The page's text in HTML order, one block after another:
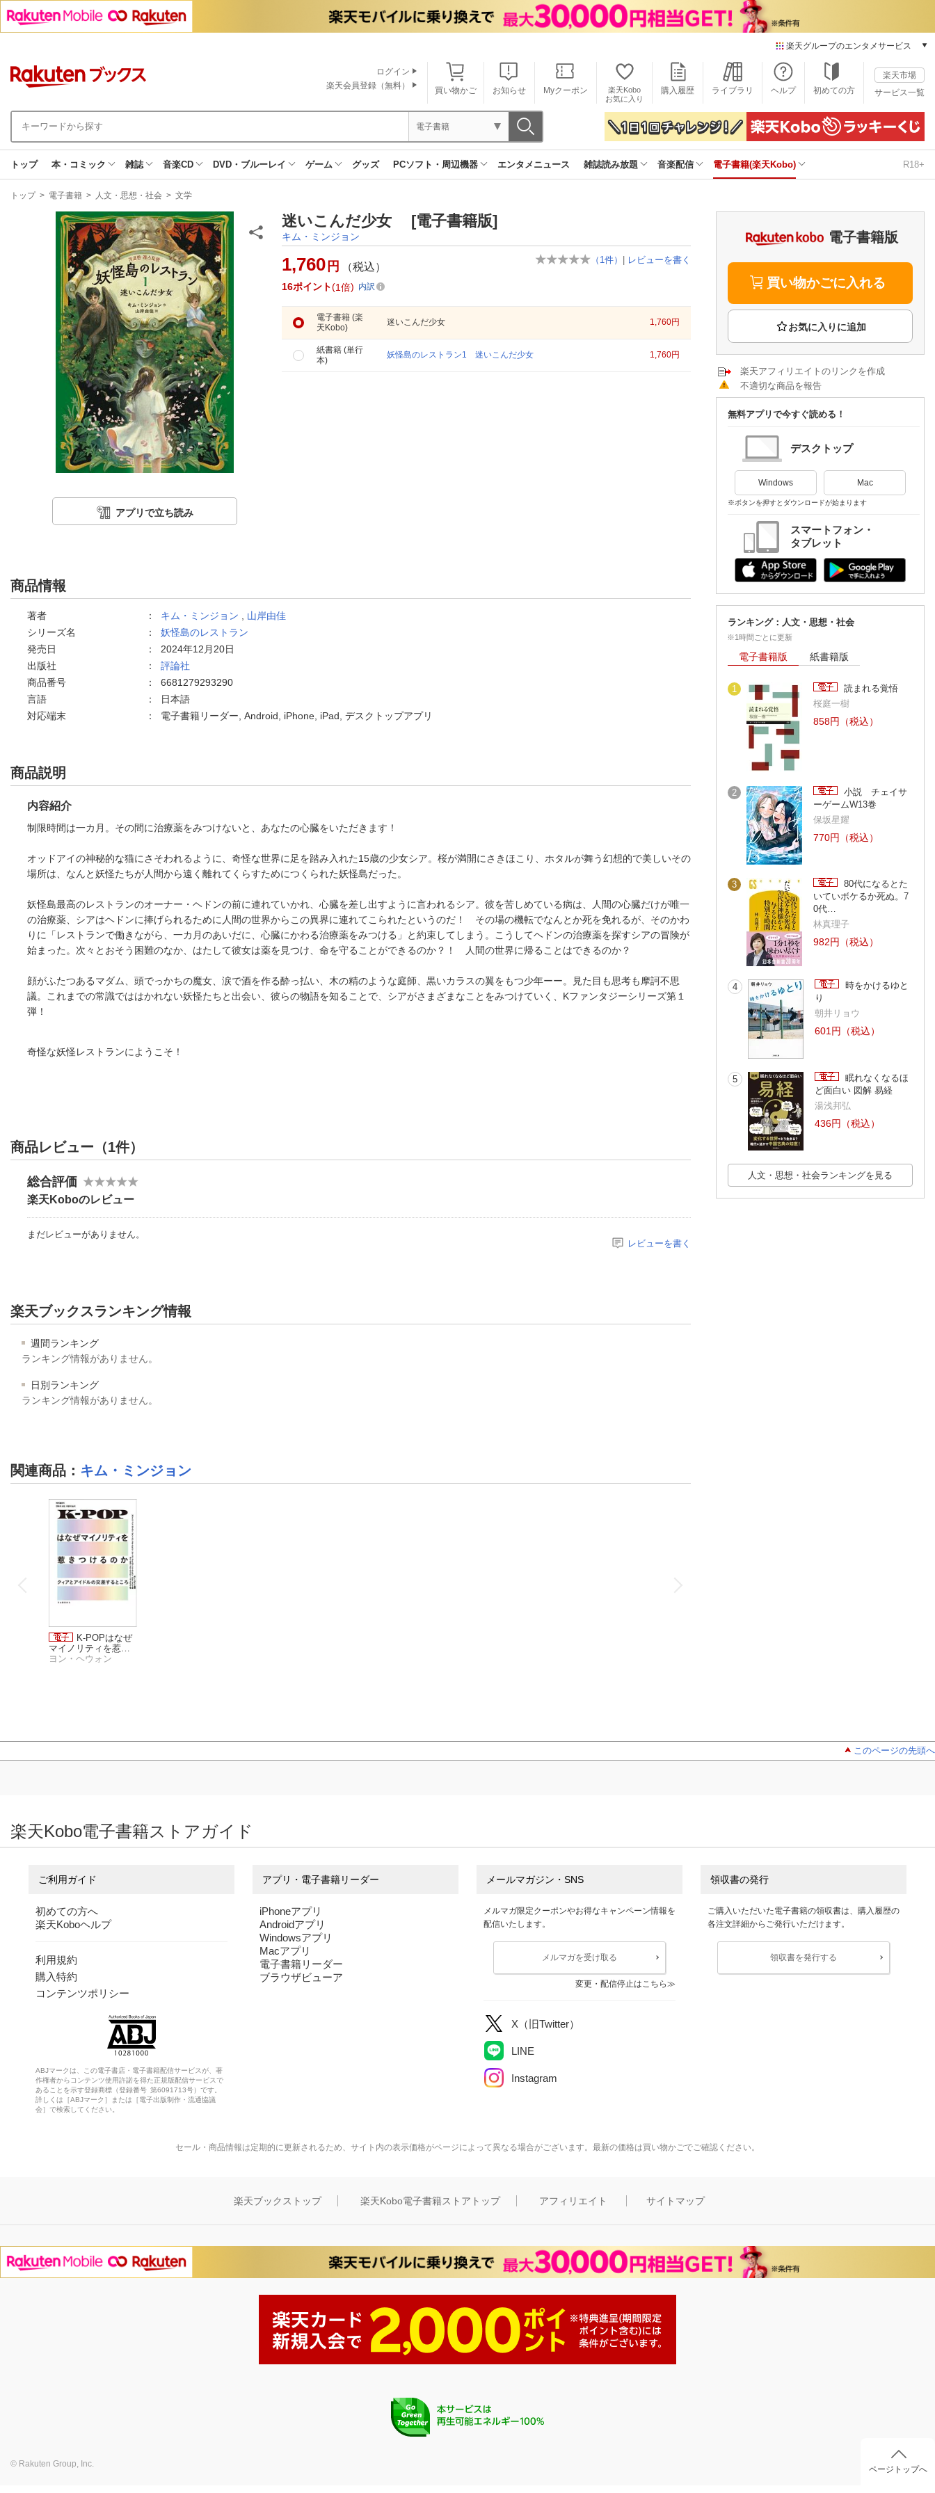
楽天グループのエンタメサービス
本/ゲーム/CD/DVD
楽天ブックス
電子書籍
楽天Kobo
雑誌読み放題
楽天ミュージック
楽天TV
動画配信ガイド
Rakuten PLAY
Rチャンネル
楽天チケット
エンタメニュース
推し楽
買い物かご お知らせ Myクーポン
楽天Kobo
お気に入り
購入履歴 ライブラリ ヘルプ 初めての方
楽天市場
サービス一覧
ログイン
楽天会員登録（無料）
電子書籍
トップ 本・コミック 雑誌 音楽CD DVD・ブルーレイ ゲーム グッズ PCソフト・周辺機器 エンタメニュース 雑誌読み放題 音楽配信 電子書籍(楽天Kobo) R18+
現
トップ > 電子書籍 > 人文・思想・社会 > 文学
アプリで立ち読み
迷いこんだ少女 [電子書籍版]
キム・ミンジョン
（ 1件） | レビューを書く
1,760 円 （税込）
16ポイント 1倍 内訳
電子書籍 (楽
天Kobo)
迷いこんだ少女 1,760円
紙書籍 (単行
本)
妖怪島のレストラン1 迷いこんだ少女 1,760円
商品情報
著者 ： キム・ミンジョン
山岸由佳
シリーズ名
： 妖怪島のレストラン
発売日
： 2024年12月20日
出版社
： 評論社
商品番号
： 6681279293290
言語
：
日本語
対応端末
： 電子書籍リーダー, Android, iPhone, iPad, デスクトップアプリ
商品説明
内容紹介
制限時間は一カ月。その間に治療薬をみつけないと、あなたの心臓をいただきます！
オッドアイの神秘的な猫にさそわれるように、奇怪な世界に足を踏み入れた15歳の少女シア。桜が満開にさきほこり、ホタルが舞う幻想的で美しいその
場所は、なんと妖怪たちが人間から遠く離れてくらすためにつくられた妖怪島だった。
妖怪島最高のレストランのオーナー・ヘドンの前に連れていかれ、心臓を差し出すように言われるシア。彼を苦しめている病は、人間の心臓だけが唯一
の治療薬、シアはヘドンに捧げられるために人間の世界からこの異界に連れてこられたというのだ！ その場の機転でなんとか死を免れるが、そのかわ
りに「レストランで働きながら、一カ月のあいだに、心臓にかわる治療薬をみつける」と約束してしまう。こうしてヘドンの治療薬を探すシアの冒険が
始まった。次々とおそう困難のなか、はたして彼女は薬を見つけ、命を守ることができるのか？！ 人間の世界に帰ることはできるのか？
顔がふたつあるマダム、頭でっかちの魔女、涙で酒を作る酔っ払い、木の精のような庭師、黒いカラスの翼をもつ少年ーー。見た目も思考も摩訶不思
議。これまでの常識でははかれない妖怪たちと出会い、彼らの物語を知ることで、シアがさまざまなことをみつけていく、Kファンタジーシリーズ第１
弾！
奇怪な妖怪レストランにようこそ！
商品レビュー（1件）
総合評価
楽天Koboのレビュー
まだレビューがありません。
レビューを書く
楽天ブックスランキング情報
週間ランキング
ランキング情報がありません。
日別ランキング
ランキング情報がありません。
関連商品 ： キム・ミンジョン
K-POPはなぜ
マイノリティを惹き
つけるのか
ヨン・ヘウォン
マイノリティを惹き
つけるのか
ヨン・ヘウォン
電子書籍版
買い物かごに入れる
楽天アフィリエイトのリンクを作成
不適切な商品を報告
無料アプリで今すぐ読める！
デスクトップ
Windows Mac
※ボタンを押すとダウンロードが始まります
スマートフォン・
タブレット
ランキング：人文・思想・社会
※1時間ごとに更新
電子書籍版 紙書籍版
1
読まれる覚悟
桜庭一樹
858円（税込）
2
小説 チェイサ
ーゲームW13巻
保坂星耀
770円（税込）
3
80代になるとた
いていボケるか死ぬ。7
0代…
林真理子
982円（税込）
4
時をかけるゆと
り
朝井リョウ
601円（税込）
5
眠れなくなるほ
ど面白い 図解 易経
湯浅邦弘
436円（税込）
人文・思想・社会ランキングを見る
このページの先頭へ
楽天Kobo電子書籍ストアガイド
ご利用ガイド
初めての方へ
楽天Koboヘルプ
利用規約
購入特約
コンテンツポリシー
ABJマークは、この電子書店・電子書籍配信サービスが、著
作権者からコンテンツ使用許諾を得た正規版配信サービスで
あることを示す登録商標（登録番号 第6091713号）です。
詳しくは［ABJマーク］または［電子出版制作・流通協議
会］で検索してください。
アプリ・電子書籍リーダー
iPhoneアプリ
Androidアプリ
Windowsアプリ
Macアプリ
電子書籍リーダー
ブラウザビューア
メールマガジン・SNS
メルマガ限定クーポンやお得なキャンペーン情報を
配信いたします。
メルマガを受け取る
変更・配信停止はこちら
X（旧Twitter）
LINE
Instagram
領収書の発行
ご購入いただいた電子書籍の領収書は、購入履歴の
各注文詳細からご発行いただけます。
領収書を発行する
セール・商品情報は定期的に更新されるため、サイト内の表示価格がページによって異なる場合がございます。最新の価格は買い物かごでご確認ください。
楽天ブックストップ 楽天Kobo電子書籍ストアトップ アフィリエイト サイトマップ
© Rakuten Group, Inc.
ページトップへ